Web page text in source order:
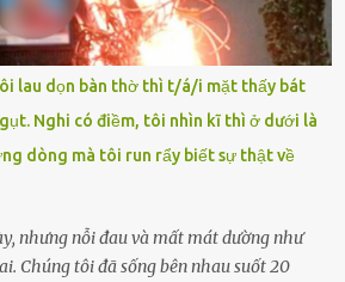
tháng 1, quý I, Đường lên đỉnh Olympia
dục, học sinh Chu Ngọc Quang Vinh đã
bài viết của bản thân trên mạng xã hội
nên đã chủ động gỡ bài viết và đăng bài
cá nhân. Chu Ngọc Quang Vinh làm việc
Đơn vị cung...
lau dọn bàn thờ thì t/á/i mặt thấy bát
Nghi có điềm, tôi nhìn kĩ thì ở dưới là
dòng mà tôi run rẩy biết sự thật về
nhưng nỗi đau và mất mát dường như
Chúng tôi đã sống bên nhau suốt 20